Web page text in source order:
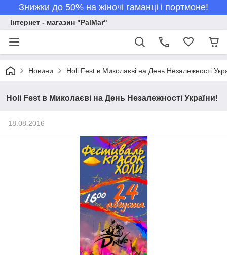
Знижки до 50% на жіночі гаманці і портмоне!
Інтернет - магазин "PalMar"
Новини Holi Fest в Миколаєві на День Незалежності
Holi Fest в Миколаєві на День Незалежності України!
18.08.2016